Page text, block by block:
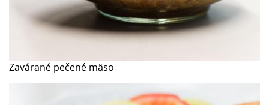
Zavárané pečené mäso